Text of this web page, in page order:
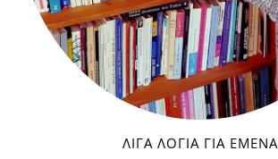
ΛΊΓΑ ΛΌΓΙΑ ΓΙΑ ΕΜΈΝΑ